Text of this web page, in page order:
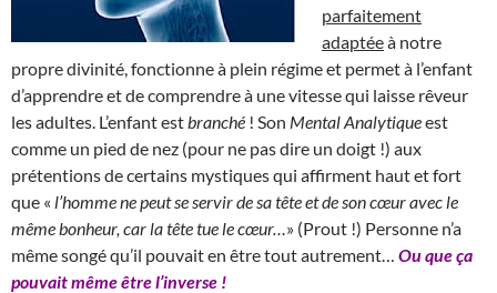
parfaitement
adaptéeà notre
propre divinité, fonctionne à plein régime et permet à l’enfant
d’apprendre et de comprendre à une vitesse qui laisse rêveur
les adultes. L’enfant est branché ! Son Mental Analytiqueest
comme un pied de nez (pour ne pas dire un doigt !) aux
prétentions de certains mystiques qui affirment haut et fort
que « l’homme ne peut se servir de sa tête et de son cœur avec le
même bonheur, car la tête tue le cœur… » (Prout !) Personne n’a
même songé qu’il pouvait en être tout autrement… Ou que ça
pouvait même être l’inverse !